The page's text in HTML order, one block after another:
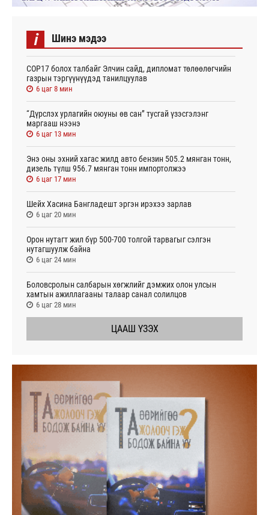
i Шинэ мэдээ
СОР17 болох талбайг Элчин сайд, дипломат төлөөлөгчийн
газрын тэргүүнүүдэд танилцуулав
6 цаг 8 мин
“Дүрслэх урлагийн оюуны өв сан” тусгай үзэсгэлэнг
маргааш нээнэ
6 цаг 13 мин
Энэ оны эхний хагас жилд авто бензин 505.2 мянган тонн,
дизель түлш 956.7 мянган тонн импортолжээ
6 цаг 17 мин
Шейх Хасина Бангладешт эргэн ирэхээ зарлав
6 цаг 20 мин
Орон нутагт жил бүр 500-700 толгой тарвагыг сэлгэн
нутагшуулж байна
6 цаг 24 мин
Боловсролын салбарын хөгжлийг дэмжих олон улсын
хамтын ажиллагааны талаар санал солилцов
6 цаг 28 мин
ЦААШ ҮЗЭХ